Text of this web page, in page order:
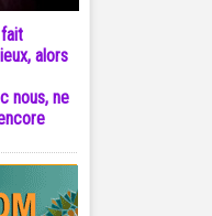
alors
nous, ne